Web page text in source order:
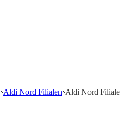
Aldi Nord Filialen Aldi Nord Filiale